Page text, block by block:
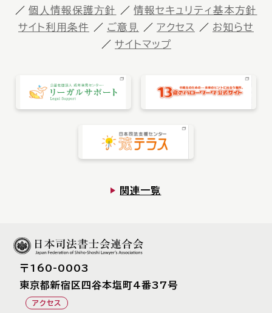
司法書士検索
Language
個⼈情報保護⽅針
情報セキュリティ基本方針
サイト利⽤条件
ご意⾒ アクセス
お知らせ
サイトマップ
関連一覧
〒160-0003
東京都新宿区四⾕本塩町4番37号
アクセス